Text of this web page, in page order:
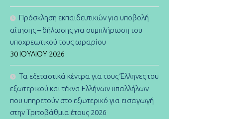
Πρόσκληση εκπαιδευτικών για υποβολή
αίτησης – δήλωσης για συμπλήρωση του
υποχρεωτικού τους ωραρίου
30 ΙΟΥΛΊΟΥ 2026
Τα εξεταστικά κέντρα για τους Έλληνες του
εξωτερικού και τέκνα Ελλήνων υπαλλήλων
που υπηρετούν στο εξωτερικό για εισαγωγή
στην Τριτοβάθμια έτους 2026